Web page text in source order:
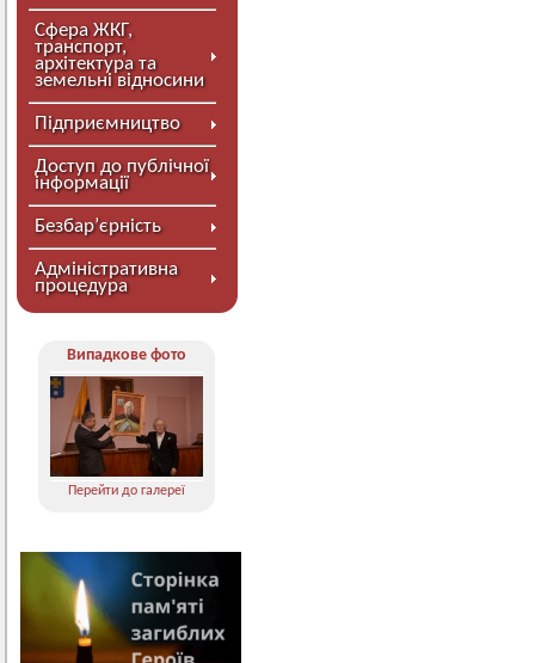
Сфера ЖКГ,
транспорт,
архітектура та
земельні відносини
Підприємництво
Доступ до публічної
інформації
Безбар’єрність
Адміністративна
процедура
Випадкове фото
Перейти до галереї